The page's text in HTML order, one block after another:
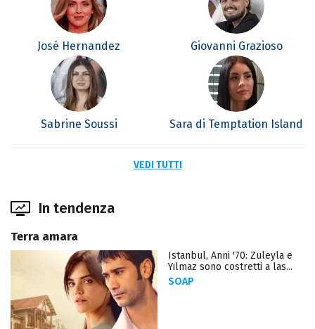
José Hernandez Giovanni Grazioso
Sabrine Soussi Sara di Temptation Island
VEDI TUTTI
In tendenza
Terra amara
Istanbul, Anni '70: Zuleyla e
Yılmaz sono costretti a las...
SOAP